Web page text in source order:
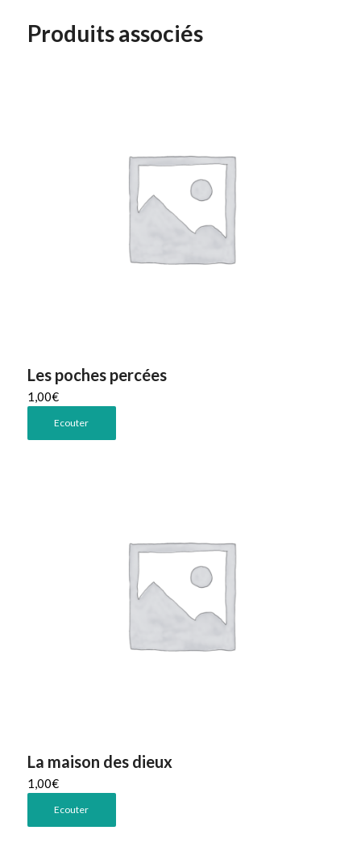
Produits associés
Les poches percées
1,00€
Ecouter
La maison des dieux
1,00€
Ecouter